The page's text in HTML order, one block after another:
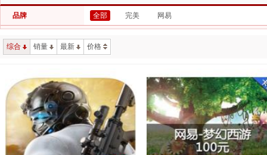
品牌 全部 完美 网易
综合 销量 最新 价格